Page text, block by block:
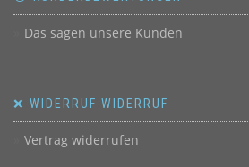
Das sagen unsere Kunden
❌ WIDERRUF WIDERRUF
Vertrag widerrufen